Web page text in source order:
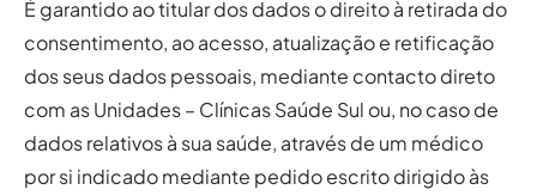
É garantido ao titular dos dados o direito à retirada do
consentimento, ao acesso, atualização e retificação
dos seus dados pessoais, mediante contacto direto
com as Unidades – Clínicas Saúde Sul ou, no caso de
dados relativos à sua saúde, através de um médico
por si indicado mediante pedido escrito dirigido às